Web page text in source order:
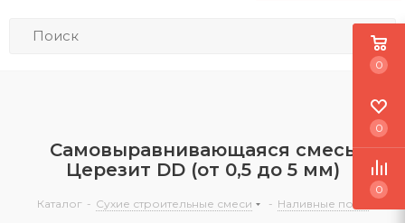
Самовыравнивающаяся смесь
Церезит DD (от 0,5 до 5 мм)
Каталог - Сухие строительные смеси - Наливные полы
0
0
0